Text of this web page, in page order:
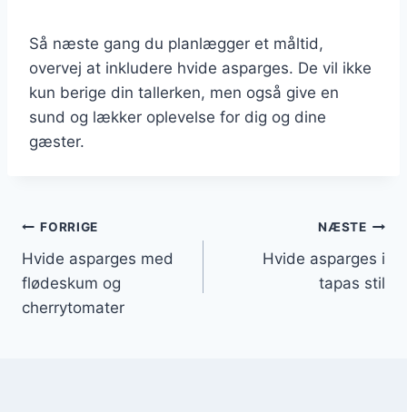
Så næste gang du planlægger et måltid,
overvej at inkludere hvide asparges. De vil ikke
kun berige din tallerken, men også give en
sund og lækker oplevelse for dig og dine
gæster.
Indlægsnavigation
FORRIGE
Hvide asparges med
flødeskum og
cherrytomater
NÆSTE
Hvide asparges i
tapas stil